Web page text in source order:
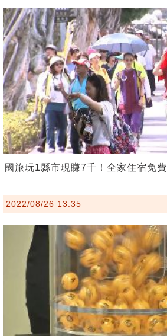
國旅玩1縣市現賺7千！全家住宿免費
2022/08/26 13:35